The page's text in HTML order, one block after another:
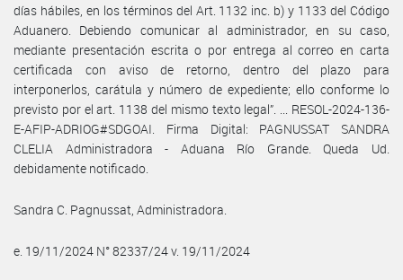
días hábiles, en los términos del Art. 1132 inc. b) y 1133 del Código
Aduanero. Debiendo comunicar al administrador, en su caso,
mediante presentación escrita o por entrega al correo en carta
certificada con aviso de retorno, dentro del plazo para
interponerlos, carátula y número de expediente; ello conforme lo
previsto por el art. 1138 del mismo texto legal”. ... RESOL-2024-136-
E-AFIP-ADRIOG#SDGOAI. Firma Digital: PAGNUSSAT SANDRA
CLELIA Administradora - Aduana Río Grande. Queda Ud.
debidamente notificado.
Sandra C. Pagnussat, Administradora.
e. 19/11/2024 N° 82337/24 v. 19/11/2024